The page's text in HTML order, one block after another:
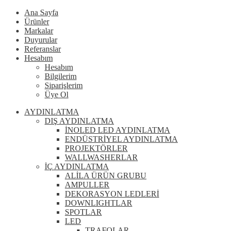
Ana Sayfa
Ürünler
Markalar
Duyurular
Referanslar
Hesabım
Hesabım
Bilgilerim
Siparişlerim
Üye Ol
AYDINLATMA
DIŞ AYDINLATMA
İNOLED LED AYDINLATMA
ENDÜSTRİYEL AYDINLATMA
PROJEKTÖRLER
WALLWASHERLAR
İÇ AYDINLATMA
ALİLA ÜRÜN GRUBU
AMPULLER
DEKORASYON LEDLERİ
DOWNLIGHTLAR
SPOTLAR
LED